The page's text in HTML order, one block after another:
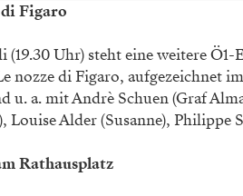
Figaro
(19.30 Uhr) steht eine weitere
nozze di Figaro, aufgezeichnet
u. a. mit Andrè Schuen (Graf
Louise Alder (Susanne), Philippe
Rathausplatz